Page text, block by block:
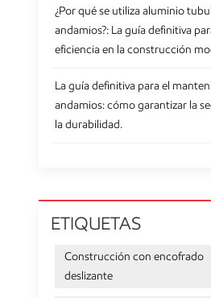
¿Por qué se utiliza aluminio
andamios?: La guía definitiva
eficiencia en la construcción
La guía definitiva para el
andamios: cómo garantizar la
la durabilidad.
ETIQUETAS
Construcción con encofrado
deslizante